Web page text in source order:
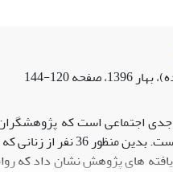
120-144
جدی اجتماعی است که
بررسی کیفی دلایل ورود
های پژوهش نشان داد که